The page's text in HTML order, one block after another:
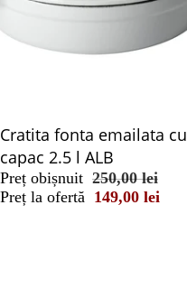
Reducere 40%
Cratita fonta emailata cu
capac 2.5 l ALB
Preț obișnuit 250,00 lei
Preț la ofertă 149,00 lei